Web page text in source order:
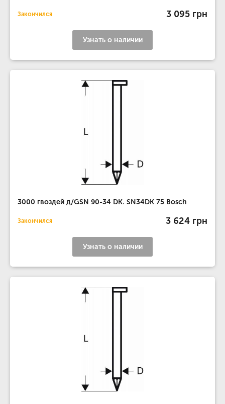
Закончился 3 095 грн
Узнать о наличии
3000 гвоздей д/GSN 90-34 DK. SN34DK 75 Bosch
Закончился 3 624 грн
Узнать о наличии